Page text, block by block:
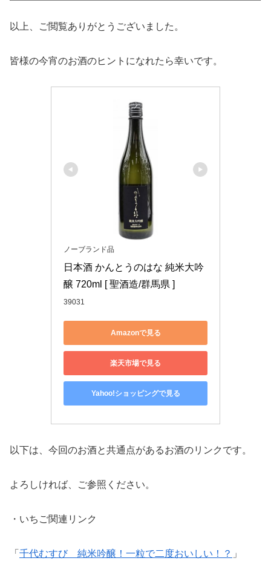
以上、ご閲覧ありがとうございました。
皆様の今宵のお酒のヒントになれたら幸いです。
ノーブランド品
日本酒 かんとうのはな 純米大吟
醸 720ml [ 聖酒造/群馬県 ]
39031
Amazonで見る
楽天市場で見る
Yahoo!ショッピングで見る
以下は、今回のお酒と共通点があるお酒のリンクです。
よろしければ、ご参照ください。
・いちご関連リンク
「 千代むすび 純米吟醸！一粒で二度おいしい！？ 」